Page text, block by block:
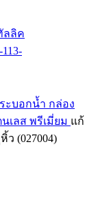
ะบอกน้ำ กล่อง
เลส พรีเมี่ยม แก้
(027004)